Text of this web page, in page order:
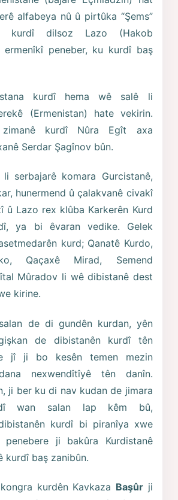
alfabeya nû û pirtûka “Şems”
kurdî dilsoz Lazo (Hakob
ermenîkî peneber, ku kurdî baş
kurdî hema wê salê li
(Ermenistan) hate vekirin.
zimanê kurdî Nûra Egît axa
Serdar Şagînov bûn.
serbajarê komara Gurcistanê,
hunermend û çalakvanê civakî
û Lazo rex klûba Karkerên Kurd
ya bi êvaran vedike. Gelek
kurd; Qanatê Kurdo,
Qaçaxê Mirad, Semend
Mûradov li wê dibistanê dest
kirine.
de di gundên kurdan, yên
de dibistanên kurdî tên
jî ji bo kesên temen mezin
nexwendîtîyê tên danîn.
ji ber ku di nav kudan de jimara
wan salan lap kêm bû,
kurdî bi piranîya xwe
penebere ji bakûra Kurdistanê
kurdî baş zanibûn.
kurdên Kavkaza Başûr ji